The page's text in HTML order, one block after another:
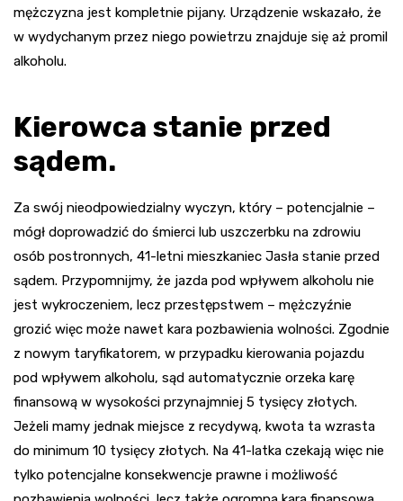
mężczyzna jest kompletnie pijany. Urządzenie wskazało, że
w wydychanym przez niego powietrzu znajduje się aż promil
alkoholu.
Kierowca stanie przed
sądem.
Za swój nieodpowiedzialny wyczyn, który – potencjalnie –
mógł doprowadzić do śmierci lub uszczerbku na zdrowiu
osób postronnych, 41-letni mieszkaniec Jasła stanie przed
sądem. Przypomnijmy, że jazda pod wpływem alkoholu nie
jest wykroczeniem, lecz przestępstwem – mężczyźnie
grozić więc może nawet kara pozbawienia wolności. Zgodnie
z nowym taryfikatorem, w przypadku kierowania pojazdu
pod wpływem alkoholu, sąd automatycznie orzeka karę
finansową w wysokości przynajmniej 5 tysięcy złotych.
Jeżeli mamy jednak miejsce z recydywą, kwota ta wzrasta
do minimum 10 tysięcy złotych. Na 41-latka czekają więc nie
tylko potencjalne konsekwencje prawne i możliwość